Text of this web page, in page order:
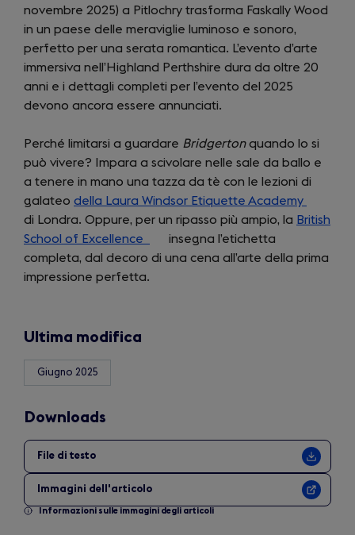
tab)
in
a
new
tab)
novembre 2025) a Pitlochry trasforma Faskally Wood
in un paese delle meraviglie luminoso e sonoro,
perfetto per una serata romantica. L’evento d’arte
immersiva nell’Highland Perthshire dura da oltre 20
anni e i dettagli completi per l’evento del 2025
devono ancora essere annunciati.
Perché limitarsi a guardare Bridgertonquando lo si
può vivere? Impara a scivolare nelle sale da ballo e
a tenere in mano una tazza da tè con le lezioni di
galateo della Laura Windsor Etiquette Academy
in
new
di Londra. Oppure, per un ripasso più ampio, la British
School of Excellence
(opens
in
insegna l’etichetta
completa, dal decoro di una cena all’arte della prima
impressione perfetta.
Ultima modifica
Giugno 2025
Downloads
File di testo
Immagini dell'articolo
Informazioni sulle immagini degli articoli